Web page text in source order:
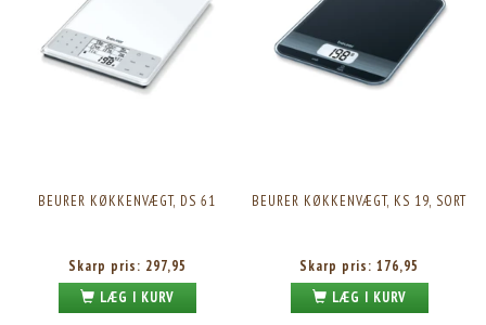
BEURER KØKKENVÆGT, DS 61
Skarp pris: 297,95
LÆG I KURV
BEURER KØKKENVÆGT, KS 19, SORT
Skarp pris: 176,95
LÆG I KURV